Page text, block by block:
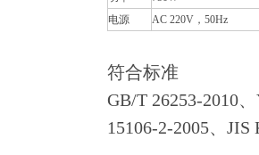
电源
AC 220V，50Hz
符合标准
GB/T 26253-2010
15106-2-2005、JIS